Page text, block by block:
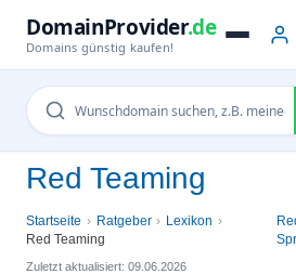
DomainProvider.de
Domains günstig kaufen!
Red Teaming
Startseite Ratgeber
Lexikon
Red Teaming
Zuletzt aktualisiert: 09.06.2026